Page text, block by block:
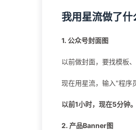
我用星流做了什
1. 公众号封面图
以前做封面，要找模板
现在用星流，输入"程序
以前1小时，现在5分钟。
2. 产品Banner图